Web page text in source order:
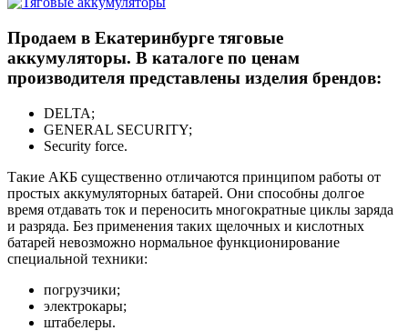
Продаем в Екатеринбурге тяговые
аккумуляторы. В каталоге по ценам
производителя представлены изделия брендов:
DELTA;
GENERAL SECURITY;
Security force.
Такие АКБ существенно отличаются принципом работы от
простых аккумуляторных батарей. Они способны долгое
время отдавать ток и переносить многократные циклы заряда
и разряда. Без применения таких щелочных и кислотных
батарей невозможно нормальное функционирование
специальной техники:
погрузчики;
электрокары;
штабелеры.